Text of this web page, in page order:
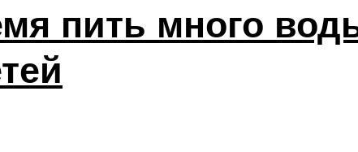
пить много